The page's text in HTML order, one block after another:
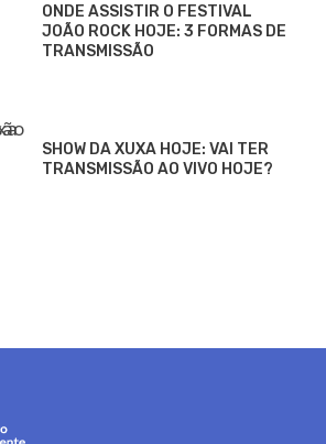
ONDE ASSISTIR O FESTIVAL
JOÃO ROCK HOJE: 3 FORMAS DE
TRANSMISSÃO
SHOW DA XUXA HOJE: VAI TER
TRANSMISSÃO AO VIVO HOJE?